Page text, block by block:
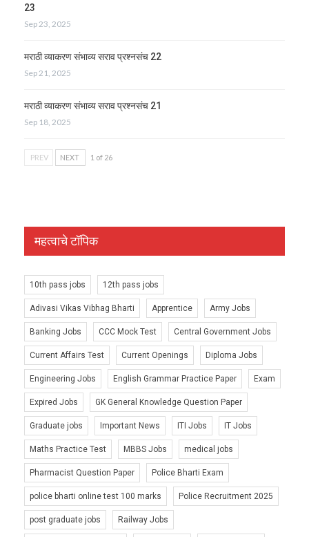
23
Sep 23, 2025
मराठी व्याकरण संभाव्य सराव प्रश्नसंच 22
Sep 21, 2025
मराठी व्याकरण संभाव्य सराव प्रश्नसंच 21
Sep 18, 2025
PREV NEXT 1 of 26
महत्वाचे टॉपिक
10th pass jobs 12th pass jobs
Adivasi Vikas Vibhag Bharti Apprentice Army Jobs
Banking Jobs CCC Mock Test Central Government Jobs
Current Affairs Test Current Openings Diploma Jobs
Engineering Jobs English Grammar Practice Paper Exam
Expired Jobs GK General Knowledge Question Paper
Graduate jobs Important News ITI Jobs IT Jobs
Maths Practice Test MBBS Jobs medical jobs
Pharmacist Question Paper Police Bharti Exam
police bharti online test 100 marks Police Recruitment 2025
post graduate jobs Railway Jobs